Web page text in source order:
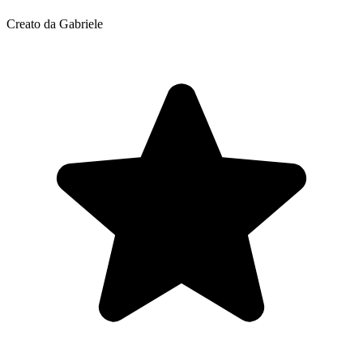
Creato da Gabriele